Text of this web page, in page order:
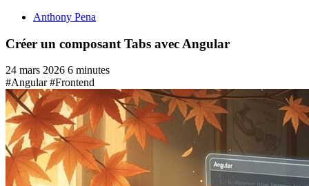
Anthony Pena
Créer un composant Tabs avec Angular
24 mars 2026 6 minutes
#Angular #Frontend